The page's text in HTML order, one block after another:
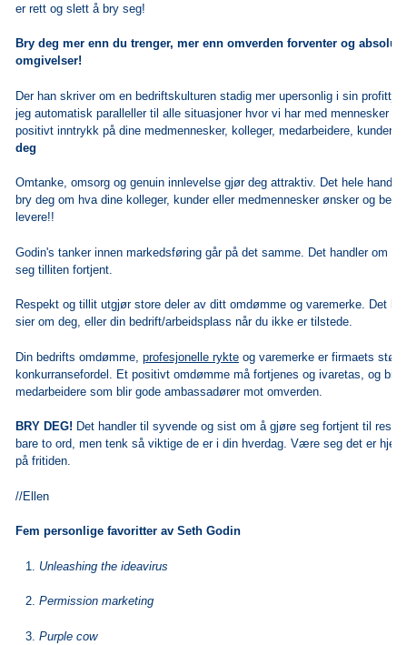
er rett og slett å bry seg!
Bry deg mer enn du trenger, mer enn omverden forventer og
omgivelser!
Der han skriver om en bedriftskulturen stadig mer upersonlig i sin
jeg automatisk paralleller til alle situasjoner hvor vi har med mennesker å
positivt inntrykk på dine medmennesker, kolleger, medarbeidere, kunder,
deg
Omtanke, omsorg og genuin innlevelse gjør deg attraktiv. Det hele
bry deg om hva dine kolleger, kunder eller medmennesker ønsker og
levere!!
Godin's tanker innen markedsføring går på det samme. Det handler om å
seg tilliten fortjent.
Respekt og tillit utgjør store deler av ditt omdømme og varemerke. Det
sier om deg, eller din bedrift/arbeidsplass når du ikke er tilstede.
Din bedrifts omdømme,profesjonelle rykte og varemerke er firmaets
konkurransefordel. Et positivt omdømme må fortjenes og ivaretas, og
medarbeidere som blir gode ambassadører mot omverden.
BRY DEG! Det handler til syvende og sist om å gjøre seg fortjent til
bare to ord, men tenk så viktige de er i din hverdag. Være seg det er
på fritiden.
//Ellen
Fem personlige favoritter av Seth Godin
Unleashing the ideavirus
Permission marketing
Purple cow